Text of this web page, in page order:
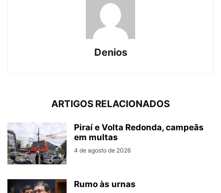
Denios
ARTIGOS RELACIONADOS
Piraí e Volta Redonda, campeãs
em multas
4 de agosto de 2026
Rumo às urnas